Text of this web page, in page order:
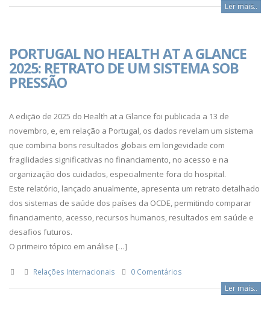
Ler mais..
PORTUGAL NO HEALTH AT A GLANCE
2025: RETRATO DE UM SISTEMA SOB
PRESSÃO
A edição de 2025 do Health at a Glance foi publicada a 13 de
novembro, e, em relação a Portugal, os dados revelam um sistema
que combina bons resultados globais em longevidade com
fragilidades significativas no financiamento, no acesso e na
organização dos cuidados, especialmente fora do hospital.
Este relatório, lançado anualmente, apresenta um retrato detalhado
dos sistemas de saúde dos países da OCDE, permitindo comparar
financiamento, acesso, recursos humanos, resultados em saúde e
desafios futuros.
O primeiro tópico em análise […]
Relações Internacionais 0 Comentários
Ler mais..